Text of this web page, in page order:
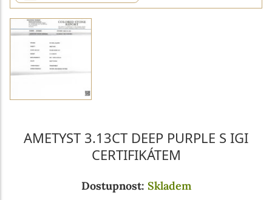
AMETYST 3.13CT DEEP PURPLE S IGI
CERTIFIKÁTEM
Dostupnost: Skladem